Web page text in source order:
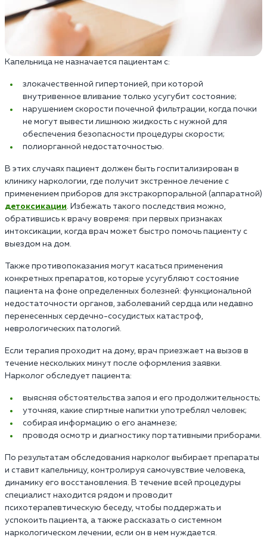
Капельница не назначается пациентам с:
злокачественной гипертонией, при которой
внутривенное вливание только усугубит состояние;
нарушением скорости почечной фильтрации, когда почки
не могут вывести лишнюю жидкость с нужной для
обеспечения безопасности процедуры скорости;
полиорганной недостаточностью.
В этих случаях пациент должен быть госпитализирован в
клинику наркологии, где получит экстренное лечение с
применением приборов для экстракорпоральной (аппаратной)
детоксикации. Избежать такого последствия можно,
обратившись к врачу вовремя: при первых признаках
интоксикации, когда врач может быстро помочь пациенту с
выездом на дом.
Также противопоказания могут касаться применения
конкретных препаратов, которые усугубляют состояние
пациента на фоне определенных болезней: функциональной
недостаточности органов, заболеваний сердца или недавно
перенесенных сердечно-сосудистых катастроф,
неврологических патологий.
Если терапия проходит на дому, врач приезжает на вызов в
течение нескольких минут после оформления заявки.
Нарколог обследует пациента:
выясняя обстоятельства запоя и его продолжительность;
уточняя, какие спиртные напитки употреблял человек;
собирая информацию о его анамнезе;
проводя осмотр и диагностику портативными приборами.
По результатам обследования нарколог выбирает препараты
и ставит капельницу, контролируя самочувствие человека,
динамику его восстановления. В течение всей процедуры
специалист находится рядом и проводит
психотерапевтическую беседу, чтобы поддержать и
успокоить пациента, а также рассказать о системном
наркологическом лечении, если он в нем нуждается.